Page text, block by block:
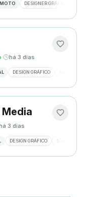
DESIGNER GRÁFICO
· há 3 dias
DESIGN GRÁFICO
3 dias
DESIGN GRÁFICO SOCIAL